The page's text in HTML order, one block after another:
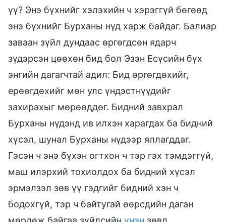
үү? Энэ бүхнийг хэлэхийн ч хэрэггүй бөгөөд
энэ бүхнийг Бурханы нүд харж байдаг. Балиар
заваан зүйл дундаас өргөгдсөн ядарч
зүдэрсэн цөөхөн бид бол Эзэн Есүсийн бүх
энгийн дагагчтай адил: Бид өргөгдөхийг,
ерөөгдөхийг мөн улс үндэстнүүдийг
захирахыг мөрөөддөг. Бидний завхрал
Бурханы нүдэнд ив илхэн харагдах ба бидний
хүсэл, шунал Бурханы нүдээр яллагддаг.
Гэсэн ч энэ бүхэн огтхон ч тэр гэх тэмдэггүй,
маш илэрхий тохиолдох ба бидний хүсэл
эрмэлзэл зөв үү гэдгийг бидний хэн ч
бодохгүй, тэр ч байтугай өөрсдийн даган